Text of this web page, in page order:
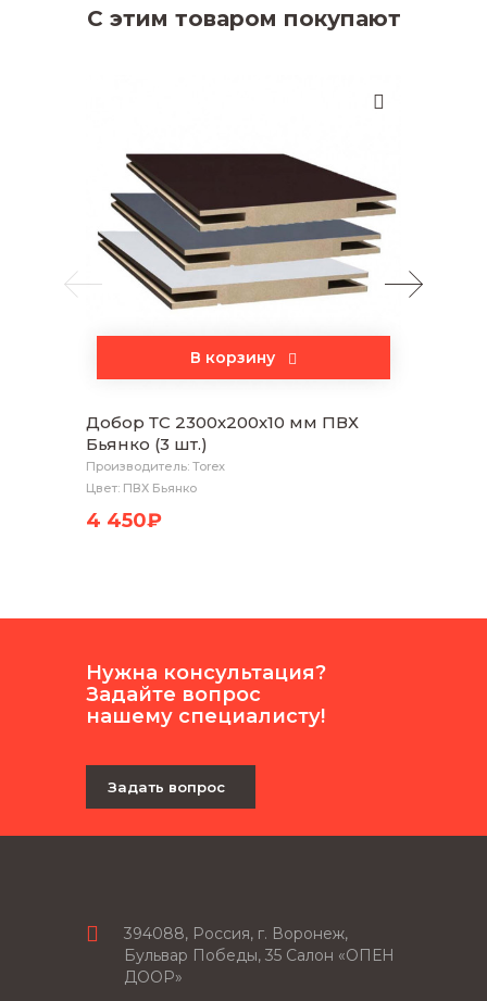
С этим товаром покупают
В корзину
Добор ТС 2300х200х10 мм ПВХ
Бьянко (3 шт.)
Производитель: Torex
Цвет: ПВХ Бьянко
4 450₽
Нужна консультация?
Задайте вопрос
нашему специалисту!
Задать вопрос
394088, Россия, г. Воронеж,
Бульвар Победы, 35 Салон «ОПЕН
ДООР»